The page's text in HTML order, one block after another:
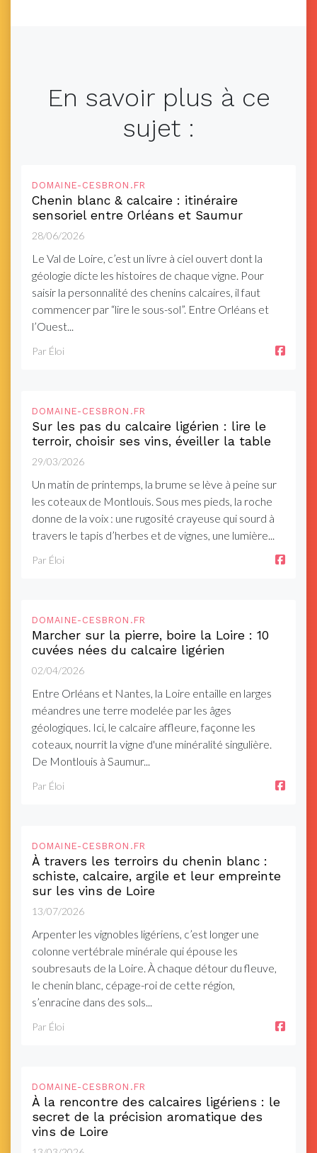
En savoir plus à ce
sujet :
DOMAINE-CESBRON.FR
Chenin blanc & calcaire : itinéraire
sensoriel entre Orléans et Saumur
28/06/2026
Le Val de Loire, c’est un livre à ciel ouvert dont la
géologie dicte les histoires de chaque vigne. Pour
saisir la personnalité des chenins calcaires, il faut
commencer par “lire le sous-sol”. Entre Orléans et
l’Ouest...
Par Éloi
DOMAINE-CESBRON.FR
Sur les pas du calcaire ligérien : lire le
terroir, choisir ses vins, éveiller la table
29/03/2026
Un matin de printemps, la brume se lève à peine sur
les coteaux de Montlouis. Sous mes pieds, la roche
donne de la voix : une rugosité crayeuse qui sourd à
travers le tapis d’herbes et de vignes, une lumière...
Par Éloi
DOMAINE-CESBRON.FR
Marcher sur la pierre, boire la Loire : 10
cuvées nées du calcaire ligérien
02/04/2026
Entre Orléans et Nantes, la Loire entaille en larges
méandres une terre modelée par les âges
géologiques. Ici, le calcaire affleure, façonne les
coteaux, nourrit la vigne d'une minéralité singulière.
De Montlouis à Saumur...
Par Éloi
DOMAINE-CESBRON.FR
À travers les terroirs du chenin blanc :
schiste, calcaire, argile et leur empreinte
sur les vins de Loire
13/07/2026
Arpenter les vignobles ligériens, c’est longer une
colonne vertébrale minérale qui épouse les
soubresauts de la Loire. À chaque détour du fleuve,
le chenin blanc, cépage-roi de cette région,
s’enracine dans des sols...
Par Éloi
DOMAINE-CESBRON.FR
À la rencontre des calcaires ligériens : le
secret de la précision aromatique des
vins de Loire